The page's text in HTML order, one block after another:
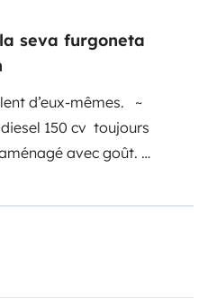
seva furgoneta
d’eux-mêmes.
~
150 cv toujours
avec goût.
à eau, courroie
été changé à neuf en